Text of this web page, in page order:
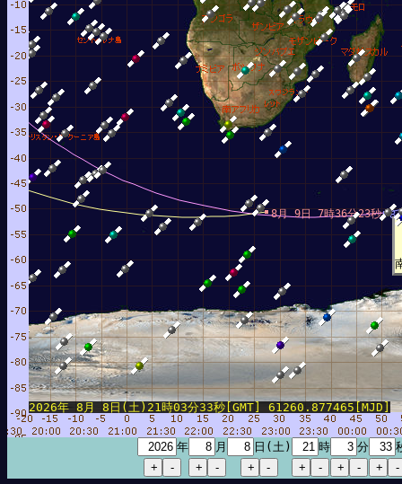
8
8月 9日 7時36分23秒
2026年 8月 8日(土)21時03分33秒[GMT] 61260.877465[MJD]
年 月 日(土) 時 分